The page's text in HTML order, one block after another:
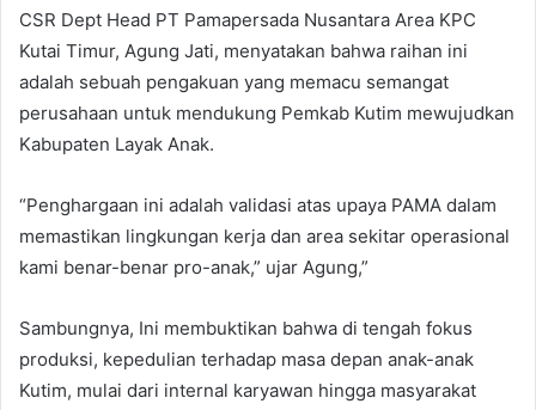
CSR Dept Head PT Pamapersada Nusantara Area KPC
Kutai Timur, Agung Jati, menyatakan bahwa raihan ini
adalah sebuah pengakuan yang memacu semangat
perusahaan untuk mendukung Pemkab Kutim mewujudkan
Kabupaten Layak Anak.
“Penghargaan ini adalah validasi atas upaya PAMA dalam
memastikan lingkungan kerja dan area sekitar operasional
kami benar-benar pro-anak,” ujar Agung,”
Sambungnya, Ini membuktikan bahwa di tengah fokus
produksi, kepedulian terhadap masa depan anak-anak
Kutim, mulai dari internal karyawan hingga masyarakat